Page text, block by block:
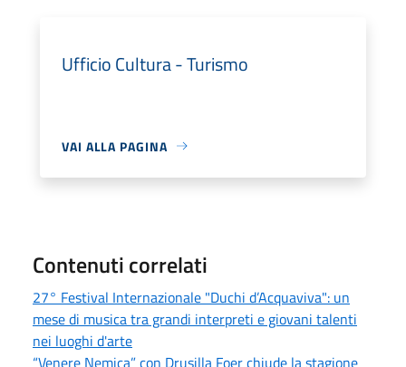
Ufficio Cultura - Turismo
VAI ALLA PAGINA
Contenuti correlati
27° Festival Internazionale "Duchi d’Acquaviva": un
mese di musica tra grandi interpreti e giovani talenti
nei luoghi d'arte
“Venere Nemica” con Drusilla Foer chiude la stagione